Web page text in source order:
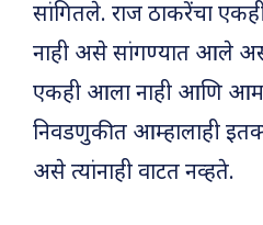
सांगितले. राज ठाकरेंचा
नाही असे सांगण्यात आले
एकही आला नाही आणि
निवडणुकीत आम्हालाही
असे त्यांनाही वाटत नव्हते.